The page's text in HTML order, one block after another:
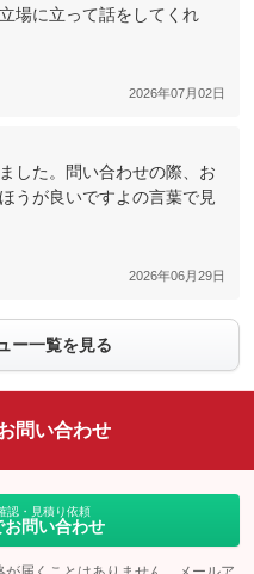
場に立って話をしてくれ
2026年07月02日
した。問い合わせの際、お
うが良いですよの言葉で見
2026年06月29日
ー一覧を見る
問い合わせ
認・見積り依頼
お問い合わせ